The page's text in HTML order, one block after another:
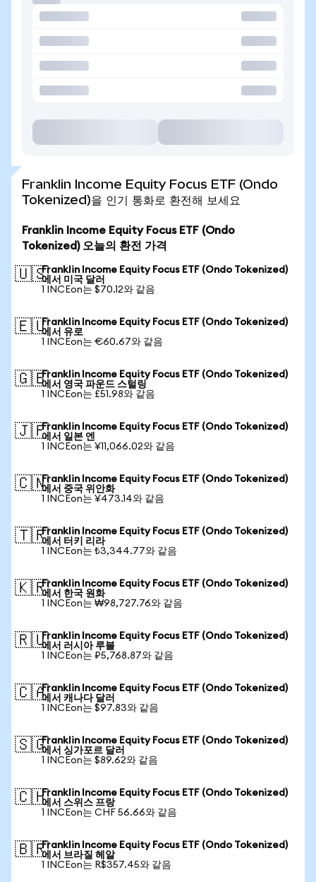
Franklin Income Equity Focus ETF (Ondo
Tokenized)을 인기 통화로 환전해 보세요
Franklin Income Equity Focus ETF (Ondo
Tokenized) 오늘의 환전 가격
🇺🇸Franklin Income Equity Focus ETF (Ondo Tokenized)
에서 미국 달러
1 INCEon는 $70.12와 같음
🇪🇺Franklin Income Equity Focus ETF (Ondo Tokenized)
에서 유로
1 INCEon는 €60.67와 같음
🇬🇧Franklin Income Equity Focus ETF (Ondo Tokenized)
에서 영국 파운드 스털링
1 INCEon는 £51.98와 같음
🇯🇵Franklin Income Equity Focus ETF (Ondo Tokenized)
에서 일본 엔
1 INCEon는 ¥11,066.02와 같음
🇨🇳Franklin Income Equity Focus ETF (Ondo Tokenized)
에서 중국 위안화
1 INCEon는 ¥473.14와 같음
🇹🇷Franklin Income Equity Focus ETF (Ondo Tokenized)
에서 터키 리라
1 INCEon는 ₺3,344.77와 같음
🇰🇷Franklin Income Equity Focus ETF (Ondo Tokenized)
에서 한국 원화
1 INCEon는 ₩98,727.76와 같음
🇷🇺Franklin Income Equity Focus ETF (Ondo Tokenized)
에서 러시아 루블
1 INCEon는 ₽5,768.87와 같음
🇨🇦Franklin Income Equity Focus ETF (Ondo Tokenized)
에서 캐나다 달러
1 INCEon는 $97.83와 같음
🇸🇬Franklin Income Equity Focus ETF (Ondo Tokenized)
에서 싱가포르 달러
1 INCEon는 $89.62와 같음
🇨🇭Franklin Income Equity Focus ETF (Ondo Tokenized)
에서 스위스 프랑
1 INCEon는 CHF 56.66와 같음
🇧🇷Franklin Income Equity Focus ETF (Ondo Tokenized)
에서 브라질 헤알
1 INCEon는 R$357.45와 같음